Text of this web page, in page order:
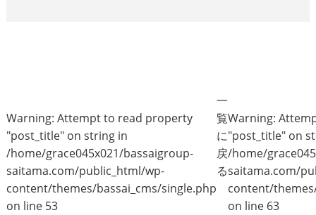
Warning: Attempt to read property
"post_title" on string in
/home/grace045x021/bassaigroup-
saitama.com/public_html/wp-
content/themes/bassai_cms/single.php
on line 53
一
覧
に
戻
る
Warning:
"post_title" on
/home/
saitama.com/
content/
on line 63